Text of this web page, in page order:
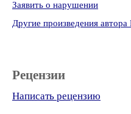
Заявить о нарушении
Другие произведения
Рецензии
Написать рецензию